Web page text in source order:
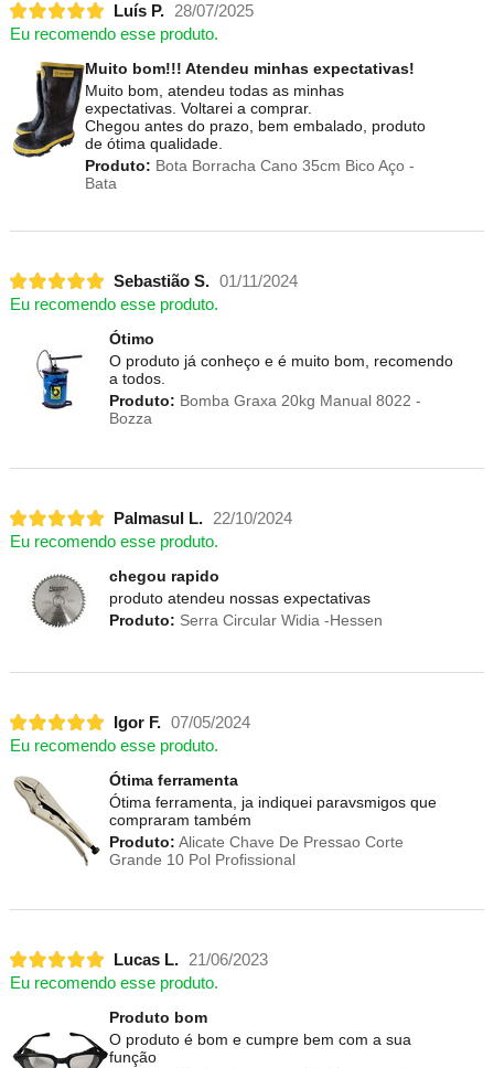
Luís P.
28/07/2025
Eu recomendo esse produto.
Muito bom!!! Atendeu minhas expectativas!
Muito bom, atendeu todas as minhas
expectativas. Voltarei a comprar.
Chegou antes do prazo, bem embalado, produto
de ótima qualidade.
Produto: Bota Borracha Cano 35cm Bico Aço -
Bata
Sebastião S. 01/11/2024
Eu recomendo esse produto.
Ótimo
O produto já conheço e é muito bom, recomendo
a todos.
Produto: Bomba Graxa 20kg Manual 8022 -
Bozza
Palmasul L.
22/10/2024
Eu recomendo esse produto.
chegou rapido
produto atendeu nossas expectativas
Produto: Serra Circular Widia -Hessen
Igor F. 07/05/2024
Eu recomendo esse produto.
Ótima ferramenta
Ótima ferramenta, ja indiquei paravsmigos que
compraram também
Produto: Alicate Chave De Pressao Corte
Grande 10 Pol Profissional
Lucas L.
21/06/2023
Eu recomendo esse produto.
Produto bom
O produto é bom e cumpre bem com a sua
função